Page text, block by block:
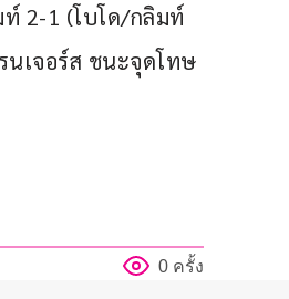
ท์ 2-1 (โบโด/กลิมท์
นเจอร์ส ชนะจุดโทษ
0 ครั้ง